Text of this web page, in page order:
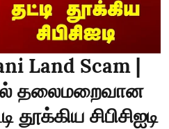
Land Scam |
தலைமறைவான
தூக்கிய சிபிசிஐடி